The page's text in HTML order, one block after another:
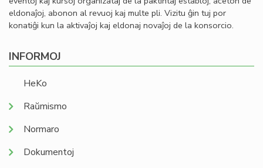
eldonaĵoj, abonon al revuoj kaj multe pli. Vizitu ĝin tuj por
konatiĝi kun la aktivaĵoj kaj eldonaj novaĵoj de la konsorcio.
INFORMOJ
HeKo
Raŭmismo
Normaro
Dokumentoj